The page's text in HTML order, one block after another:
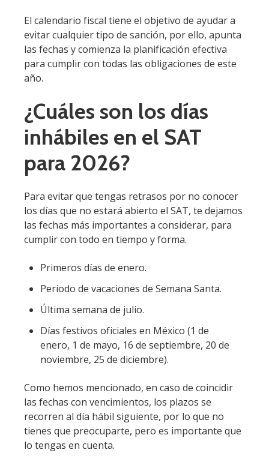
El calendario fiscal tiene el objetivo de ayudar a
evitar cualquier tipo de sanción, por ello, apunta
las fechas y comienza la planificación efectiva
para cumplir con todas las obligaciones de este
año.
¿Cuáles son los días
inhábiles en el SAT
para 2026?
Para evitar que tengas retrasos por no conocer
los días que no estará abierto el SAT, te dejamos
las fechas más importantes a considerar, para
cumplir con todo en tiempo y forma.
Primeros días de enero.
Periodo de vacaciones de Semana Santa.
Última semana de julio.
Días festivos oficiales en México (1 de
enero, 1 de mayo, 16 de septiembre, 20 de
noviembre, 25 de diciembre).
Como hemos mencionado, en caso de coincidir
las fechas con vencimientos, los plazos se
recorren al día hábil siguiente, por lo que no
tienes que preocuparte, pero es importante que
lo tengas en cuenta.